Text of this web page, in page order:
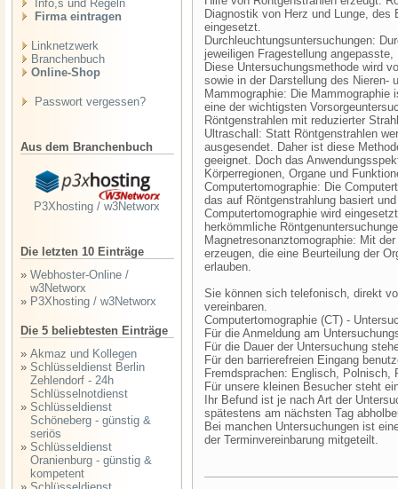
Info,s und Regeln
Firma eintragen
Linknetzwerk
Branchenbuch
Online-Shop
Passwort vergessen?
Aus dem Branchenbuch
P3Xhosting / w3Networx
Die letzten 10 Einträge
» Webhoster-Online /
w3Networx
» P3Xhosting / w3Networx
Die 5 beliebtesten Einträge
» Akmaz und Kollegen
» Schlüsseldienst Berlin
Zehlendorf - 24h
Schlüsselnotdienst
» Schlüsseldienst
Schöneberg - günstig &
seriös
» Schlüsseldienst
Oranienburg - günstig &
kompetent
Diagnostik von Herz und Lunge,
eingesetzt.
Durchleuchtungsuntersuchungen:
jeweiligen Fragestellung
Diese Untersuchungsmethode wird
sowie in der Darstellung des Nieren-
Mammographie: Die
eine der wichtigsten
Röntgenstrahlen mit reduzierter
Ultraschall: Statt Röntgenstrahlen
ausgesendet. Daher ist diese
geeignet. Doch das
Körperregionen, Organe und
Computertomographie: Die
das auf Röntgenstrahlung basiert
Computertomographie wird
herkömmliche
Magnetresonanztomographie: Mit
erzeugen, die eine Beurteilung der
erlauben.
Sie können sich telefonisch, direkt
vereinbaren.
Computertomographie (CT) -
Für die Anmeldung am
Für die Dauer der Untersuchung
Für den barrierefreien Eingang
Fremdsprachen: Englisch,
Für unsere kleinen Besucher steht
Ihr Befund ist je nach Art der
spätestens am nächsten Tag
Bei manchen Untersuchungen ist
der Terminvereinbarung mitgeteilt.